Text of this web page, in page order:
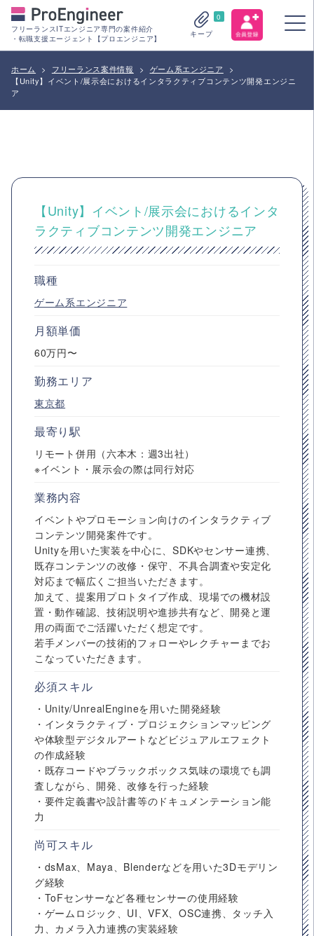
フリーランスITエンジニア専門の案件紹介
・転職支援エージェント【プロエンジニア】
0
キープ
ホーム > フリーランス案件情報 > ゲーム系エンジニア
>
【Unity】イベント/展示会におけるインタラクティブコンテンツ開発エンジニ
ア
【Unity】イベント/展示会におけるインタ
ラクティブコンテンツ開発エンジニア
職種
ゲーム系エンジニア
月額単価
60万円〜
勤務エリア
東京都
最寄り駅
リモート併用（六本木：週3出社）
※イベント・展示会の際は同行対応
業務内容
イベントやプロモーション向けのインタラクティブ
コンテンツ開発案件です。
Unityを用いた実装を中心に、SDKやセンサー連携、
既存コンテンツの改修・保守、不具合調査や安定化
対応まで幅広くご担当いただきます。
加えて、提案用プロトタイプ作成、現場での機材設
置・動作確認、技術説明や進捗共有など、開発と運
用の両面でご活躍いただく想定です。
若手メンバーの技術的フォローやレクチャーまでお
こなっていただきます。
必須スキル
・Unity/UnrealEngineを用いた開発経験
・インタラクティブ・プロジェクションマッピング
や体験型デジタルアートなどビジュアルエフェクト
の作成経験
・既存コードやブラックボックス気味の環境でも調
査しながら、開発、改修を行った経験
・要件定義書や設計書等のドキュメンテーション能
力
尚可スキル
・dsMax、Maya、Blenderなどを用いた3Dモデリン
グ経験
・ToFセンサーなど各種センサーの使用経験
・ゲームロジック、UI、VFX、OSC連携、タッチ入
力、カメラ入力連携の実装経験